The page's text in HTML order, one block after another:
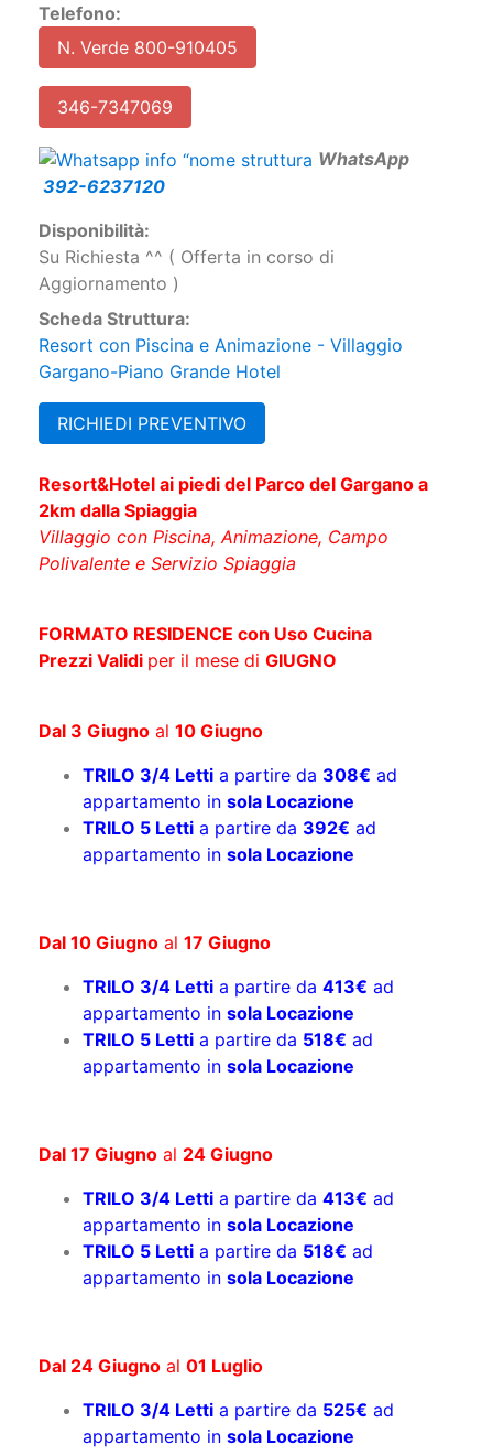
Telefono:
N. Verde 800-910405
346-7347069
WhatsApp
392-6237120
Disponibilità:
Su Richiesta ^^ ( Offerta in corso di
Aggiornamento )
Scheda Struttura:
Resort con Piscina e Animazione - Villaggio
Gargano-Piano Grande Hotel
RICHIEDI PREVENTIVO
Resort&Hotel ai piedi del Parco del Gargano a
2km dalla Spiaggia
Villaggio con Piscina, Animazione, Campo
Polivalente e Servizio Spiaggia
FORMATO RESIDENCE con Uso Cucina
Prezzi Validi per il mese di GIUGNO
Dal 3 Giugno al 10 Giugno
TRILO 3/4 Letti a partire da 308€ ad
appartamento in sola Locazione
TRILO 5 Letti a partire da 392€ ad
appartamento in sola Locazione
Dal 10 Giugno al 17 Giugno
TRILO 3/4 Letti a partire da 413€ ad
appartamento in sola Locazione
TRILO 5 Letti a partire da 518€ ad
appartamento in sola Locazione
Dal 17 Giugno al 24 Giugno
TRILO 3/4 Letti a partire da 413€ ad
appartamento in sola Locazione
TRILO 5 Letti a partire da 518€ ad
appartamento in sola Locazione
Dal 24 Giugno al 01 Luglio
TRILO 3/4 Letti a partire da 525€ ad
appartamento in sola Locazione